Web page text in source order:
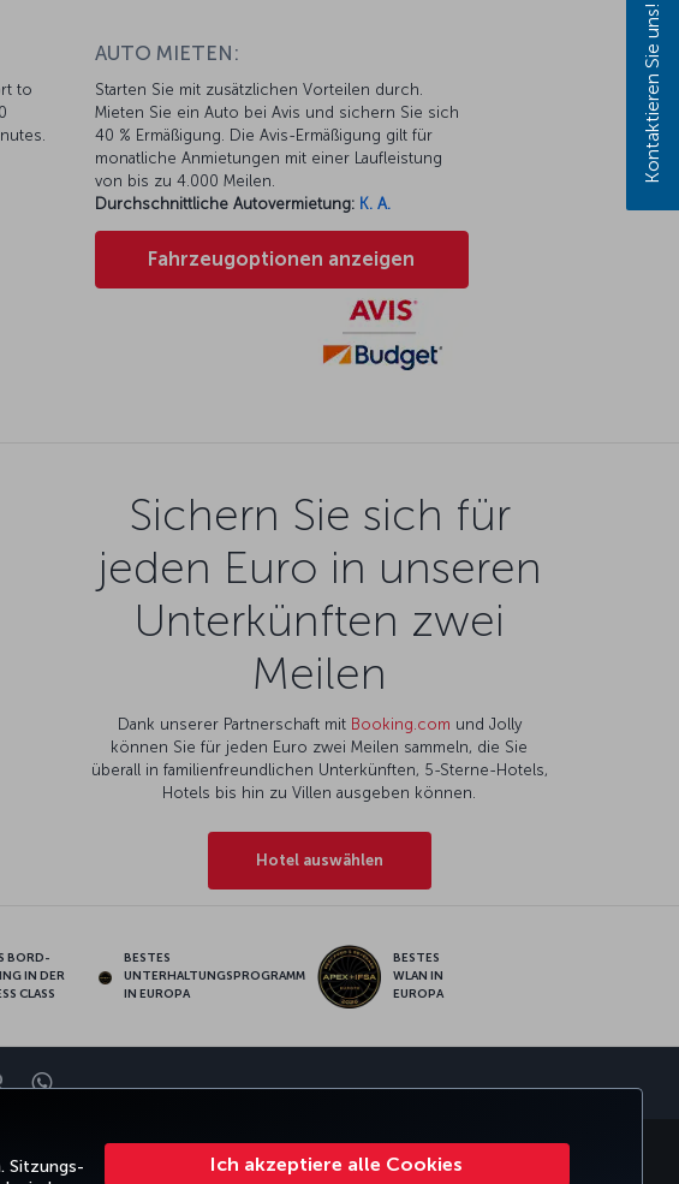
Sitzungs-
Ich akzeptiere alle Cookies
to
AUTO MIETEN:
Starten Sie mit zusätzlichen Vorteilen durch.
Mieten Sie ein Auto bei Avis und sichern Sie sich
40 % Ermäßigung. Die Avis-Ermäßigung gilt für
monatliche Anmietungen mit einer Laufleistung
von bis zu 4.000 Meilen.
Durchschnittliche Autovermietung: K. A.
Fahrzeugoptionen anzeigen
Sichern Sie sich für
jeden Euro in unseren
Unterkünften zwei
Meilen
Dank unserer Partnerschaft mit Booking.com und Jolly
können Sie für jeden Euro zwei Meilen sammeln, die Sie
überall in familienfreundlichen Unterkünften, 5-Sterne-Hotels,
Hotels bis hin zu Villen ausgeben können.
Hotel auswählen
BORD-
IN DER
CLASS
BESTES
UNTERHALTUNGSPROGRAMM
IN EUROPA
BESTES
WLAN IN
EUROPA
BlogWhatsapp
CORPORATE CLUB TURKISH AIRLINES
Kontaktieren Sie uns!